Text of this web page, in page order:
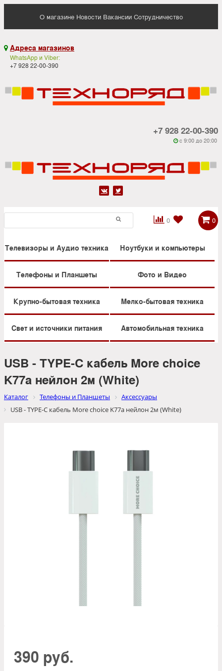
О магазине Новости Вакансии Сотрудничество
 Адреса магазинов
WhatsApp и Viber:
+7 928 22-00-390
+7 928 22-00-390
 c 9:00 до 20:00
 
0

 0
Телевизоры и Аудио техника Ноутбуки и компьютеры
Телефоны и Планшеты Фото и Видео
Крупно-бытовая техника Мелко-бытовая техника
Свет и источники питания Автомобильная техника
USB - TYPE-C кабель More choice
K77a нейлон 2м (White)
Каталог Телефоны и Планшеты
Аксессуары
USB - TYPE-C кабель More choice K77a нейлон 2м (White)
390 руб.